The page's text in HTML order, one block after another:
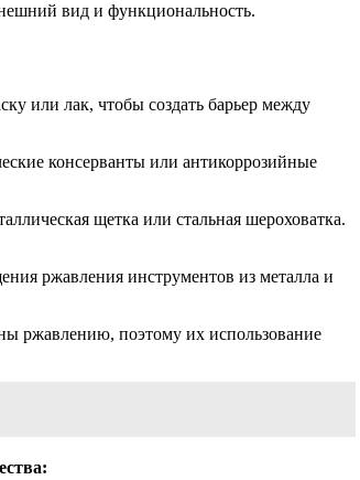
вид и функциональность.
или лак, чтобы создать барьер между
консерванты или антикоррозийные
щетка или стальная шероховатка.
ржавления инструментов из металла и
ржавлению, поэтому их использование